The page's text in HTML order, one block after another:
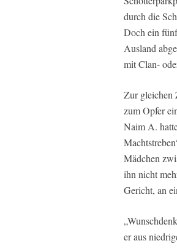
durch die
Doch ein
Ausland
mit Clan-
Zur gleichen
zum Opfer
Naim A.
Mädchen
ihn nicht
Gericht, an
er aus